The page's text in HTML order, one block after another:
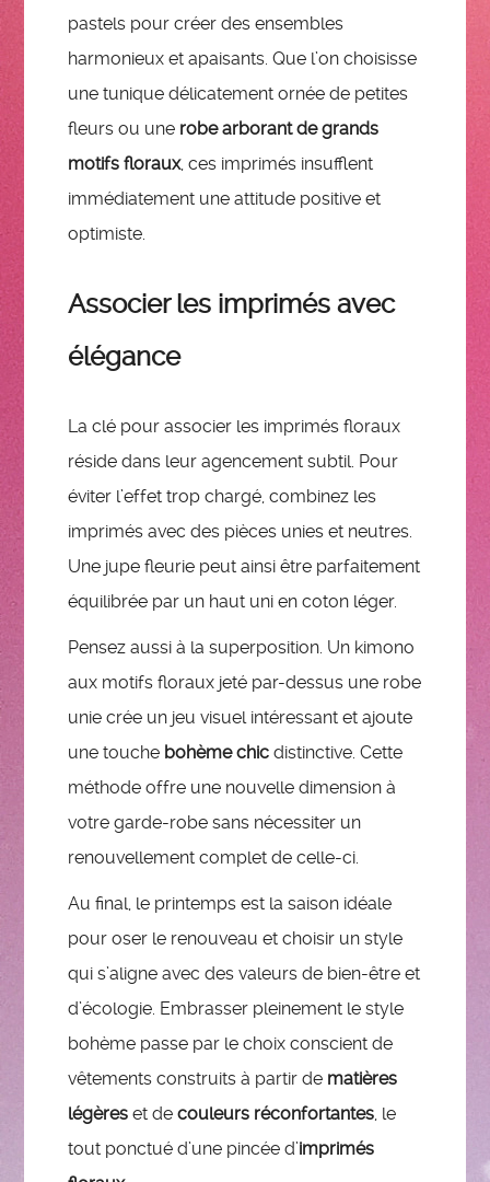
pastels pour créer des ensembles
harmonieux et apaisants. Que l’on choisisse
une tunique délicatement ornée de petites
fleurs ou une robe arborant de grands
motifs floraux, ces imprimés insufflent
immédiatement une attitude positive et
optimiste.
Associer les imprimés avec
élégance
La clé pour associer les imprimés floraux
réside dans leur agencement subtil. Pour
éviter l’effet trop chargé, combinez les
imprimés avec des pièces unies et neutres.
Une jupe fleurie peut ainsi être parfaitement
équilibrée par un haut uni en coton léger.
Pensez aussi à la superposition. Un kimono
aux motifs floraux jeté par-dessus une robe
unie crée un jeu visuel intéressant et ajoute
une touche bohème chic distinctive. Cette
méthode offre une nouvelle dimension à
votre garde-robe sans nécessiter un
renouvellement complet de celle-ci.
Au final, le printemps est la saison idéale
pour oser le renouveau et choisir un style
qui s’aligne avec des valeurs de bien-être et
d’écologie. Embrasser pleinement le style
bohème passe par le choix conscient de
vêtements construits à partir de matières
légères et decouleurs réconfortantes , le
tout ponctué d’une pincée d’imprimés